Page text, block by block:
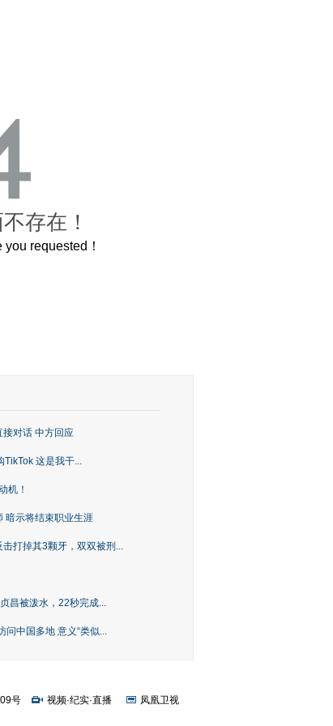
岁的紫禁城
存在！
requested！
对话 中方回应
TikTok 这是我干...
机！
暗示将结束职业生涯
打掉其3颗牙，双双被刑...
昌被泼水，22秒完成...
问中国多地 意义“类似...
号 视频·纪实·直播
凤凰卫视